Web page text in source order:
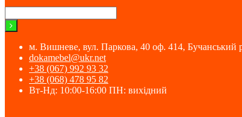
м. Вишневе, вул. Паркова, 40 оф. 414, Бучанський
dokamebel@ukr.net
+38 (067) 992 93 32
+38 (068) 478 95 82
Вт-Нд: 10:00-16:00 ПН: вихідний